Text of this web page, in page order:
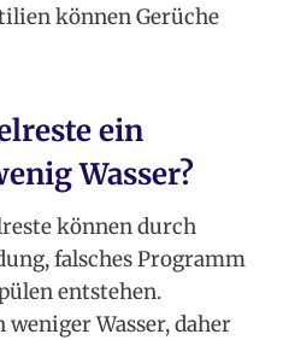
können Gerüche
ein
Wasser?
können durch
falsches Programm
entstehen.
Wasser, daher